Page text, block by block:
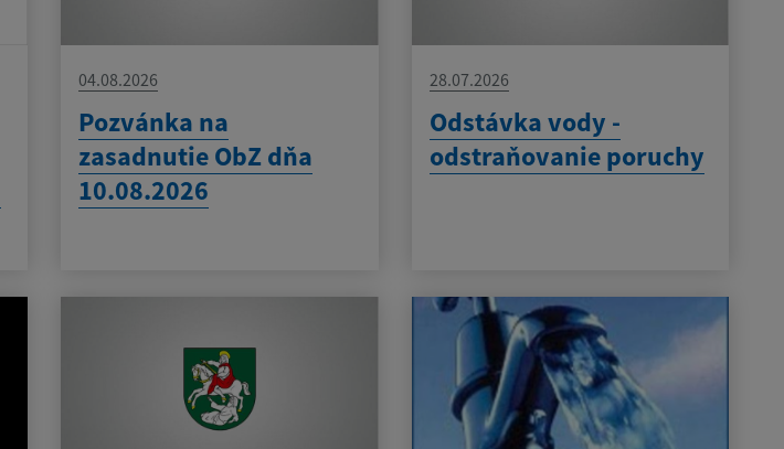
04.08.2026
Pozvánka na
zasadnutie ObZ dňa
10.08.2026
28.07.2026
Odstávka vody -
odstraňovanie poruchy